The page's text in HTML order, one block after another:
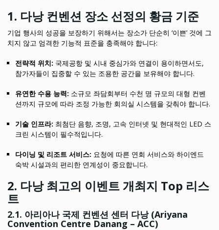
1. 다낭 컨벤션 장소 선정의 황금 기준
기업 행사의 성공을 보장하기 위해서는 장소가 단순히 ‘이쁜’ 것에 그
치지 않고 엄격한 기능적 표준을 충족해야 합니다:
전략적 위치: 국제공항 및 시내 중심가와 연결이 용이하면서도,
참가자들이 집중할 수 있는 조용한 공간을 보유해야 합니다.
유연한 수용 능력: 소규모 좌담회부터 수천 명 규모의 대형 컨벤
션까지 규모에 따라 조정 가능한 회의실 시스템을 갖춰야 합니다.
기술 인프라: 최첨단 음향, 조명, 고속 인터넷 및 현대적인 LED 스
크린 시스템이 필수적입니다.
다이닝 및 리조트 서비스: 요청에 따른 연회 서비스와 하이엔드
숙박 시설과의 편리한 연계성이 중요합니다.
2. 다낭 최고의 이벤트 개최지 Top 리스
트
2.1. 아리아나 국제 컨벤션 센터 다낭 (Ariyana
Convention Centre Danang – ACC)